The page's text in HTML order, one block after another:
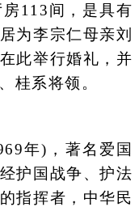
113间，是具有
为李宗仁母亲刘
此举行婚礼，并
桂系将领。
年)，著名爱国
护国战争、护法
指挥者，中华民